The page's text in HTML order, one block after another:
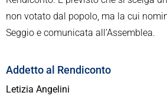
non votato dal popolo, ma la cui
Seggio e comunicata all’Assemblea.
Addetto al Rendiconto
Letizia Angelini